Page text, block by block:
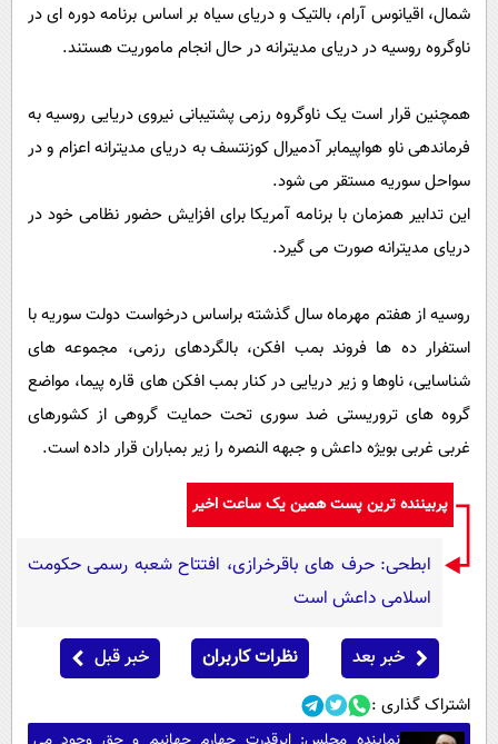
شمال، اقیانوس آرام، بالتیک و دریای سیاه بر اساس برنامه دوره ای در
ناوگروه روسیه در دریای مدیترانه در حال انجام ماموریت هستند.
همچنین قرار است یک ناوگروه رزمی پشتیبانی نیروی دریایی روسیه به
فرماندهی ناو هواپیمابر آدمیرال کوزنتسف به دریای مدیترانه اعزام و در
سواحل سوریه مستقر می شود.
این تدابیر همزمان با برنامه آمریکا برای افزایش حضور نظامی خود در
دریای مدیترانه صورت می گیرد.
روسیه از هفتم مهرماه سال گذشته براساس درخواست دولت سوریه با
استفرار ده ها فروند بمب افکن، بالگردهای رزمی، مجموعه های
شناسایی، ناوها و زیر دریایی در کنار بمب افکن های قاره پیما، مواضع
گروه های تروریستی ضد سوری تحت حمایت گروهی از کشورهای
غربی غربی بویژه داعش و جبهه النصره را زیر بمباران قرار داده است.
پربیننده ترین پست همین یک ساعت اخیر
ابطحی: حرف های باقرخرازی، افتتاح شعبه رسمی حکومت
اسلامی داعش است
خبر بعد نظرات کاربران خبر قبل
اشتراک گذاری :